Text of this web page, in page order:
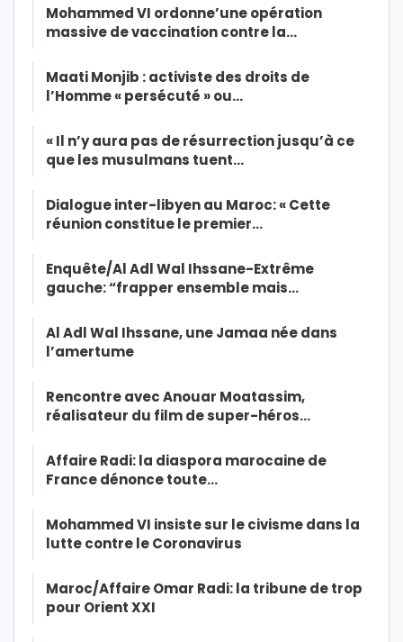
Mohammed VI ordonne’une opération
massive de vaccination contre la…
Maati Monjib : activiste des droits de
l’Homme « persécuté » ou…
« Il n’y aura pas de résurrection jusqu’à ce
que les musulmans tuent…
Dialogue inter-libyen au Maroc: « Cette
réunion constitue le premier…
Enquête/Al Adl Wal Ihssane-Extrême
gauche: “frapper ensemble mais…
Al Adl Wal Ihssane, une Jamaa née dans
l’amertume
Rencontre avec Anouar Moatassim,
réalisateur du film de super-héros…
Affaire Radi: la diaspora marocaine de
France dénonce toute…
Mohammed VI insiste sur le civisme dans la
lutte contre le Coronavirus
Maroc/Affaire Omar Radi: la tribune de trop
pour Orient XXI